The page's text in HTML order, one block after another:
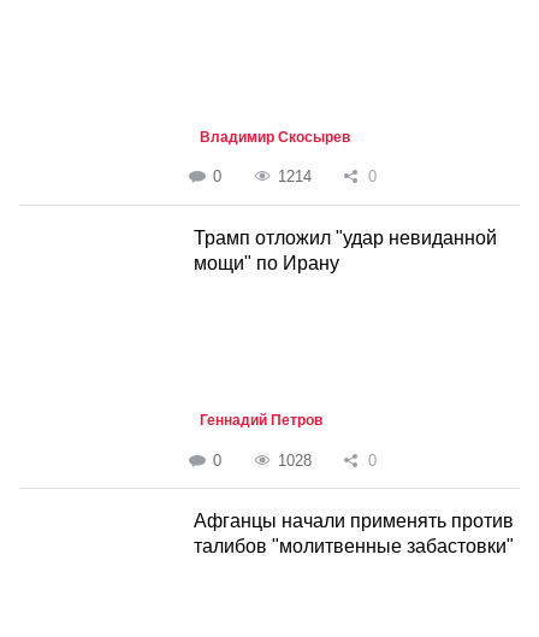
Владимир Скосырев
0 1214 0
Трамп отложил "удар невиданной
мощи" по Ирану
Геннадий Петров
0 1028 0
Афганцы начали применять против
талибов "молитвенные забастовки"